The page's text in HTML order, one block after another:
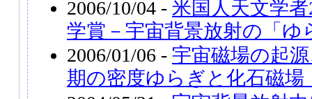
2006/10/04 - 米国人天文学
学賞－宇宙背景放射の「ゆ
2006/01/06 - 宇宙磁場の起
期の密度ゆらぎと化石磁場